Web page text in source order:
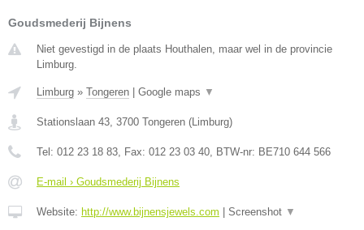
Goudsmederij Bijnens
Niet gevestigd in de plaats Houthalen, maar wel in de provincie
Limburg.
Limburg » Tongeren Google maps ▼
Stationslaan 43, 3700 Tongeren (Limburg)
Tel: 012 23 18 83, Fax: 012 23 03 40, BTW-nr: BE710 644 566
E-mail › Goudsmederij Bijnens
Website: http://www.bijnensjewels.com Screenshot ▼